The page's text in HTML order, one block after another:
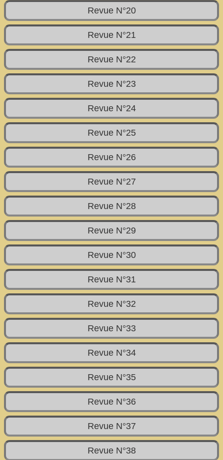
Revue N°20
Revue N°21
Revue N°22
Revue N°23
Revue N°24
Revue N°25
Revue N°26
Revue N°27
Revue N°28
Revue N°29
Revue N°30
Revue N°31
Revue N°32
Revue N°33
Revue N°34
Revue N°35
Revue N°36
Revue N°37
Revue N°38